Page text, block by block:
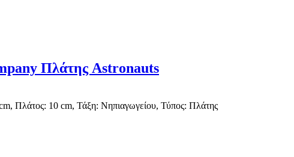
Πλάτης Astronauts
Πλάτος: 10 cm, Τάξη: Νηπιαγωγείου, Τύπος: Πλάτης